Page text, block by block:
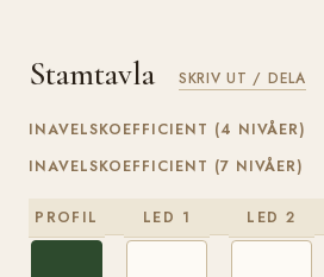
Stamtavla SKRIV UT / DELA
INAVELSKOEFFICIENT (4 NIVÅER)
INAVELSKOEFFICIENT (7 NIVÅER)
PROFIL LED 1 LED 2